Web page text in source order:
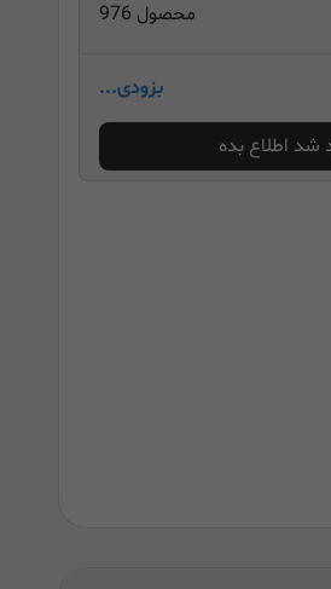
محصول 976
بزودی...
شد اطلاع بده